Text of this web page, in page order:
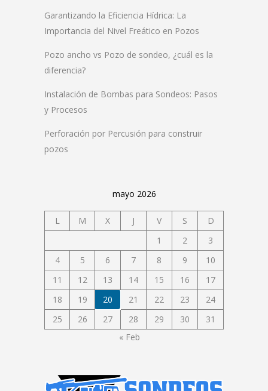
Garantizando la Eficiencia Hídrica: La
Importancia del Nivel Freático en Pozos
Pozo ancho vs Pozo de sondeo, ¿cuál es la
diferencia?
Instalación de Bombas para Sondeos: Pasos
y Procesos
Perforación por Percusión para construir
pozos
mayo 2026
L M X J V S
D
1
2
3
4
5 6 7 8 9
10
11
12 13 14 15 16
17
18
19 20 21 22 23
24
25
26 27 28 29 30
31
« Feb